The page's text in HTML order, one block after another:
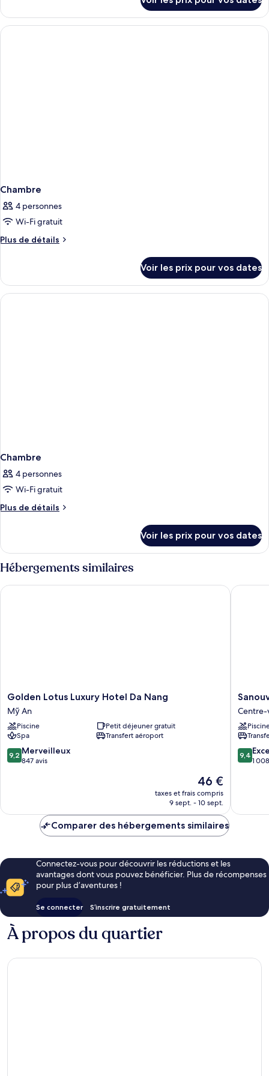
le
type
de
Chambre
4 personnes
Wi-Fi gratuit
Plus de détails
Plus
le
type
de
Voir les prix pour vos dates
Chambre
4 personnes
Wi-Fi gratuit
Plus de détails
Plus
le
type
de
Chambre
Voir les prix pour vos dates
Hébergements similaires
Golden
Lotus
Luxury
Hotel
Da
Nang
Mỹ
Golden Lotus Luxury Hotel Da Nang
Mỹ An
Piscine
Petit déjeuner gratuit
Spa
Transfert aéroport
9.2
sur
9,2 Merveilleux
847 avis
Le
nouveau
prix
de
46 €
taxes et frais compris
9 sept. - 10 sept.
Golden Lotus Luxury Hotel Da Nang
Sanouva
Danang
Hotel
Centre-
ville
de
Da
Centre-
9.4
sur
9,4
1
Comparer des hébergements similaires
Connectez-vous pour découvrir les réductions et les
avantages dont vous pouvez bénéficier. Plus de récompenses
pour plus d’aventures !
Se connecter S’inscrire gratuitement
À propos du quartier